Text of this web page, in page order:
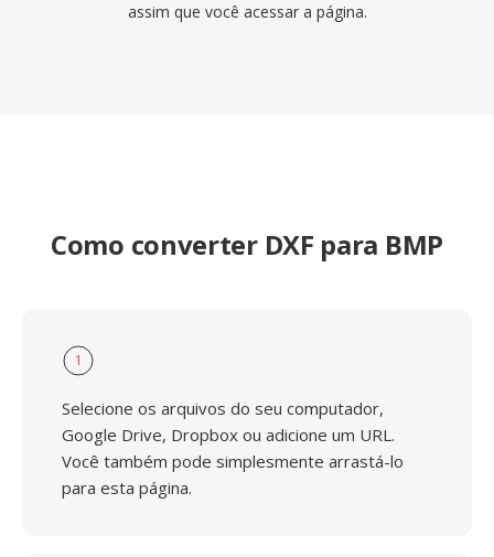
assim que você acessar a página.
Como converter DXF para BMP
1
Selecione os arquivos do seu computador,
Google Drive, Dropbox ou adicione um URL.
Você também pode simplesmente arrastá-lo
para esta página.